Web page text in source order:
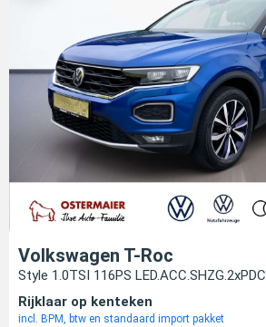
Volkswagen T-Roc
Style 1.0TSI 116PS LED.ACC.SHZG.2xPDC
Rijklaar op kenteken
incl. BPM, btw en standaard import pakket